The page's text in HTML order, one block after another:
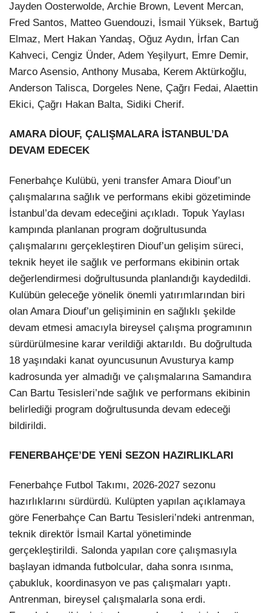
Jayden Oosterwolde, Archie Brown, Levent Mercan,
Fred Santos, Matteo Guendouzi, İsmail Yüksek, Bartuğ
Elmaz, Mert Hakan Yandaş, Oğuz Aydın, İrfan Can
Kahveci, Cengiz Ünder, Adem Yeşilyurt, Emre Demir,
Marco Asensio, Anthony Musaba, Kerem Aktürkoğlu,
Anderson Talisca, Dorgeles Nene, Çağrı Fedai, Alaettin
Ekici, Çağrı Hakan Balta, Sidiki Cherif.
AMARA DİOUF, ÇALIŞMALARA İSTANBUL’DA
DEVAM EDECEK
Fenerbahçe Kulübü, yeni transfer Amara Diouf’un
çalışmalarına sağlık ve performans ekibi gözetiminde
İstanbul’da devam edeceğini açıkladı. Topuk Yaylası
kampında planlanan program doğrultusunda
çalışmalarını gerçekleştiren Diouf’un gelişim süreci,
teknik heyet ile sağlık ve performans ekibinin ortak
değerlendirmesi doğrultusunda planlandığı kaydedildi.
Kulübün geleceğe yönelik önemli yatırımlarından biri
olan Amara Diouf’un gelişiminin en sağlıklı şekilde
devam etmesi amacıyla bireysel çalışma programının
sürdürülmesine karar verildiği aktarıldı. Bu doğrultuda
18 yaşındaki kanat oyuncusunun Avusturya kamp
kadrosunda yer almadığı ve çalışmalarına Samandıra
Can Bartu Tesisleri’nde sağlık ve performans ekibinin
belirlediği program doğrultusunda devam edeceği
bildirildi.
FENERBAHÇE’DE YENİ SEZON HAZIRLIKLARI
Fenerbahçe Futbol Takımı, 2026-2027 sezonu
hazırlıklarını sürdürdü. Kulüpten yapılan açıklamaya
göre Fenerbahçe Can Bartu Tesisleri’ndeki antrenman,
teknik direktör İsmail Kartal yönetiminde
gerçekleştirildi. Salonda yapılan core çalışmasıyla
başlayan idmanda futbolcular, daha sonra ısınma,
çabukluk, koordinasyon ve pas çalışmaları yaptı.
Antrenman, bireysel çalışmalarla sona erdi.